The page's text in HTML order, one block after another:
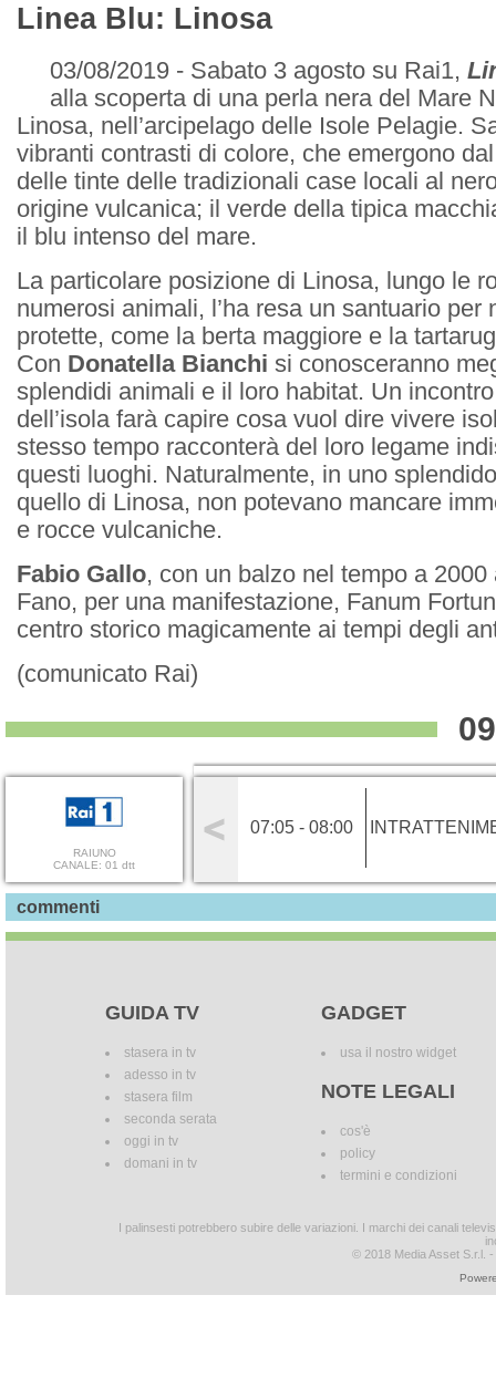
Linea Blu: Linosa
03/08/2019 - Sabato 3 agosto su Rai1,
alla scoperta di una perla nera del Mare
Linosa, nell’arcipelago delle Isole Pelagie.
vibranti contrasti di colore, che emergono
delle tinte delle tradizionali case locali al
origine vulcanica; il verde della tipica
il blu intenso del mare.
La particolare posizione di Linosa, lungo le
numerosi animali, l’ha resa un santuario per
protette, come la berta maggiore e la
Con Donatella Bianchi si conosceranno
splendidi animali e il loro habitat. Un
dell’isola farà capire cosa vuol dire vivere
stesso tempo racconterà del loro legame
questi luoghi. Naturalmente, in uno
quello di Linosa, non potevano mancare
e rocce vulcaniche.
Fabio Gallo, con un balzo nel tempo a
Fano, per una manifestazione, Fanum
centro storico magicamente ai tempi degli
(comunicato Rai)
RAIUNO
CANALE: 01 dtt
07:05 - 08:00
commenti
GUIDA TV
stasera in tv
adesso in tv
stasera film
seconda serata
oggi in tv
domani in tv
GADGET
usa il nostro widget
NOTE LEGALI
cos'è
policy
termini e condizioni
I palinsesti potrebbero subire delle variazioni. I marchi dei canali
© 2018 Media Asset S.r.l.